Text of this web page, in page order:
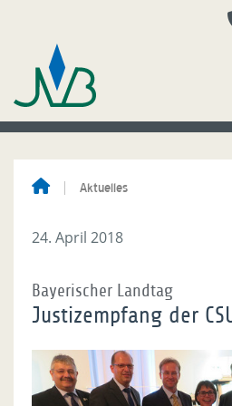
Aktuelles
24. April 2018
Bayerischer Landtag
Justizempfang der